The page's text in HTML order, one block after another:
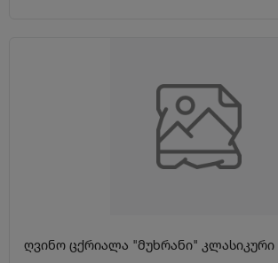
ღვინო ცქრიალა "მუხრანი" კლასიკური